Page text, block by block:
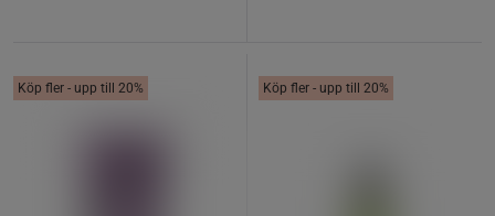
Köp fler - upp till 20% Köp fler - upp till 20%